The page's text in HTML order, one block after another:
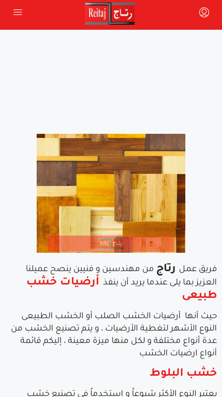
فريق عمل رتاج من مهندسين و فنيين ينصح عميلنا
العزيز بما يلى عندما يريد أن ينفذ أرضيات خشب
طبيعى
حيث أنها أرضيات الخشب الصلب أو الخشب الطبيعى
النوع الأشهر لتغطية الأرضيات ، و يتم تصنيع الخشب من
عدة أنواع مختلفة و لكل منها ميزة معينة ، إليكم قائمة
أنواع ارضيات الخشب
خشب البلوط
يعتبر النوع الأكثر شيوعاً و إستخدماً فى تصنيع خشب